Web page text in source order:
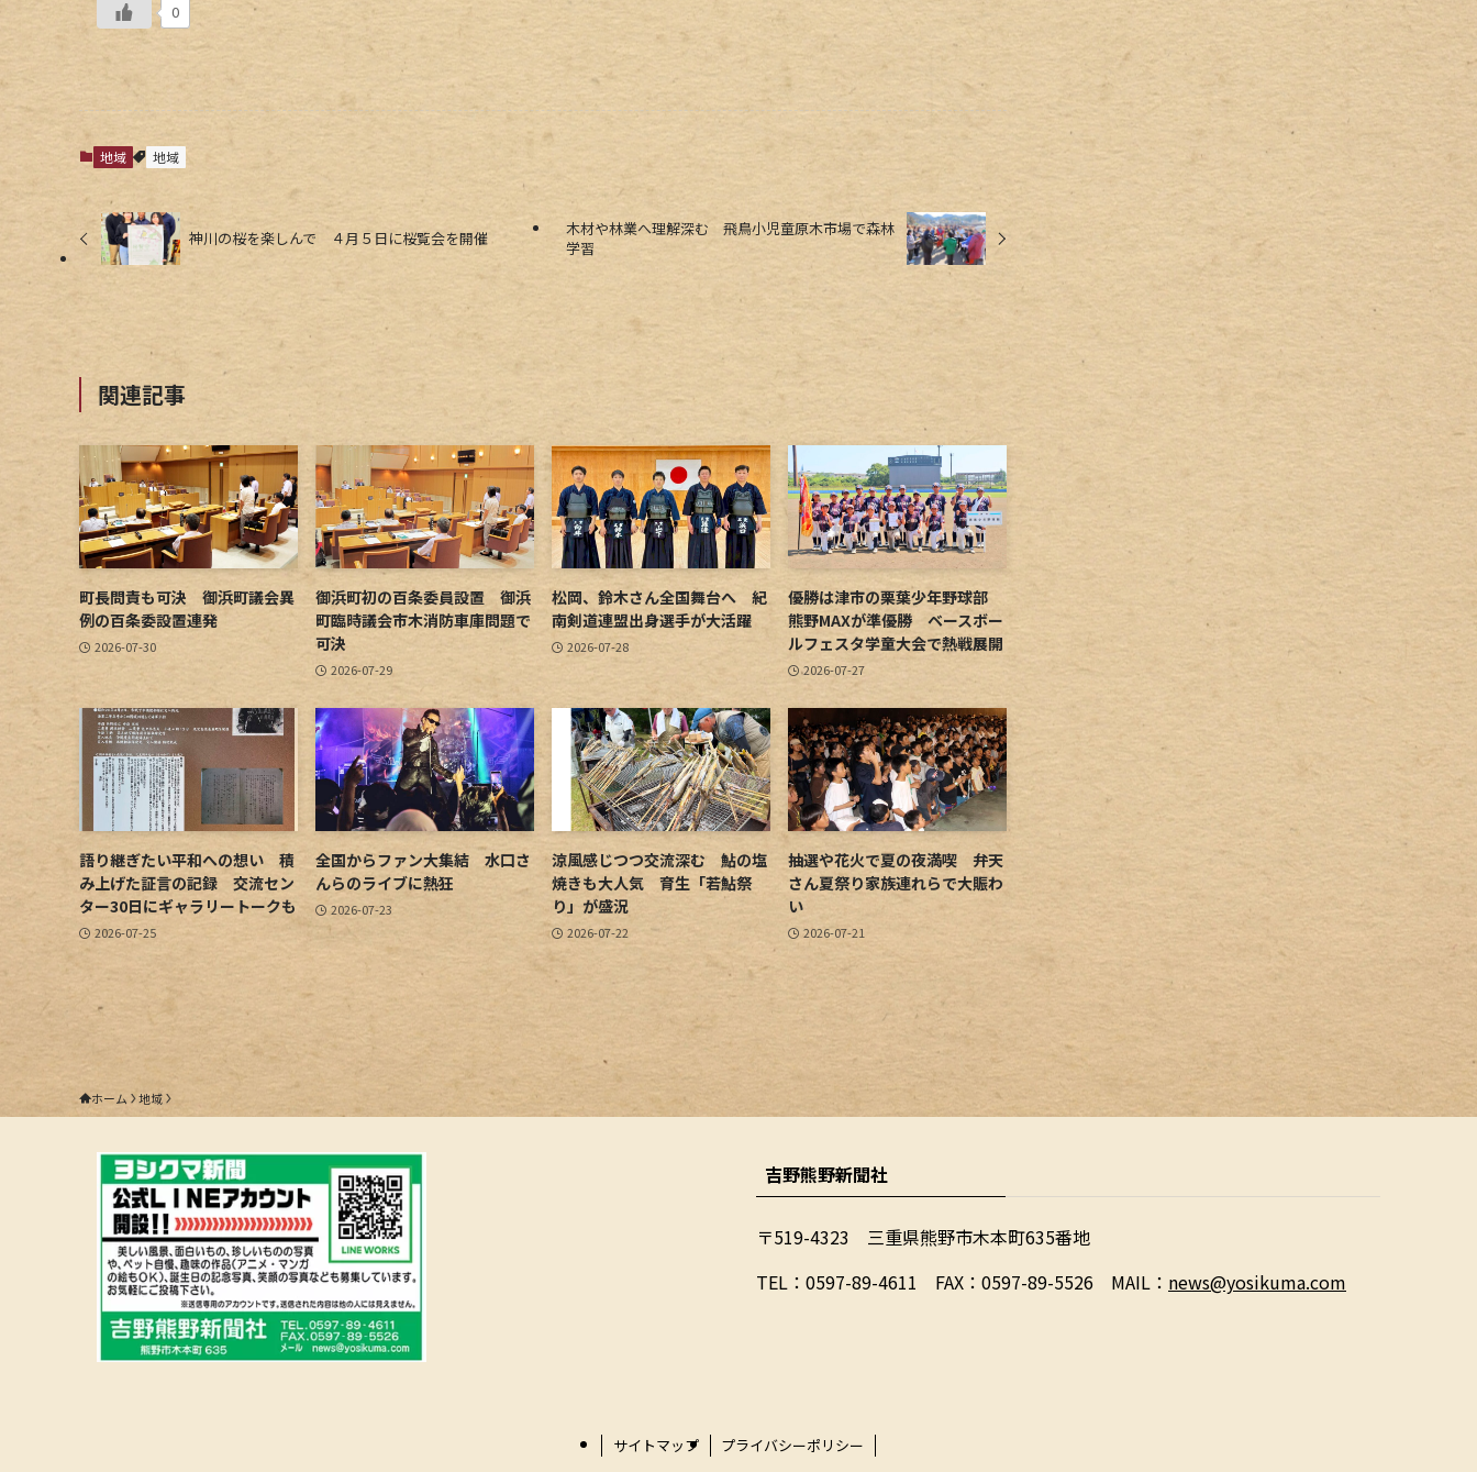
0
地域 地域
神川の桜を楽しんで ４月５日に桜覧会を開催
木材や林業へ理解深む 飛鳥小児童原木市場で森林
学習
関連記事
町長問責も可決 御浜町議会異
例の百条委設置連発
2026-07-30
御浜町初の百条委員設置 御浜
町臨時議会市木消防車庫問題で
可決
2026-07-29
松岡、鈴木さん全国舞台へ 紀
南剣道連盟出身選手が大活躍
2026-07-28
優勝は津市の栗葉少年野球部
熊野MAXが準優勝 ベースボー
ルフェスタ学童大会で熱戦展開
2026-07-27
語り継ぎたい平和への想い 積
み上げた証言の記録 交流セン
ター30日にギャラリートークも
2026-07-25
全国からファン大集結 水口さ
んらのライブに熱狂
2026-07-23
涼風感じつつ交流深む 鮎の塩
焼きも大人気 育生「若鮎祭
り」が盛況
2026-07-22
抽選や花火で夏の夜満喫 弁天
さん夏祭り家族連れらで大賑わ
い
2026-07-21
ホーム 地域
吉野熊野新聞社
〒519-4323 三重県熊野市木本町635番地
​TEL：0597-89-4611 FAX：0597-89-5526 MAIL： news@yosikuma.com
サイトマップ プライバシーポリシー